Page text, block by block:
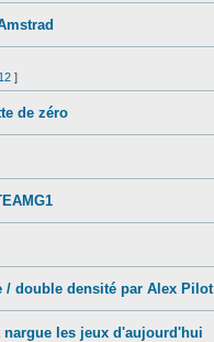
12 ]
de zéro
/ double densité par Alex Pilot
nargue les jeux d'aujourd'hui